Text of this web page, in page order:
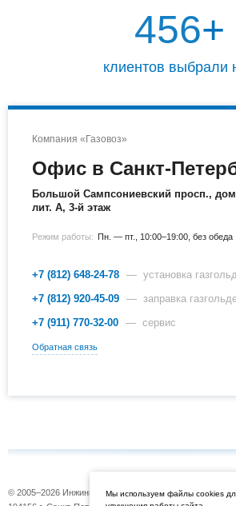
463+
клиентов выбрали
Компания «Газовоз»
Офис в Санкт-
Большой Сампсониевский просп., дом
лит. А, 3-й этаж
Режим работы: Пн. — пт., 10:00–19:00, без обеда
+7 (812) 648-24-78 — установка
+7 (812) 920-45-09 — заправка
+7 (911) 770-32-00 — сервис
Обратная связь
© 2005–2026 Инжиниринговая компания «Газовоз»
Мы используем файлы cookies